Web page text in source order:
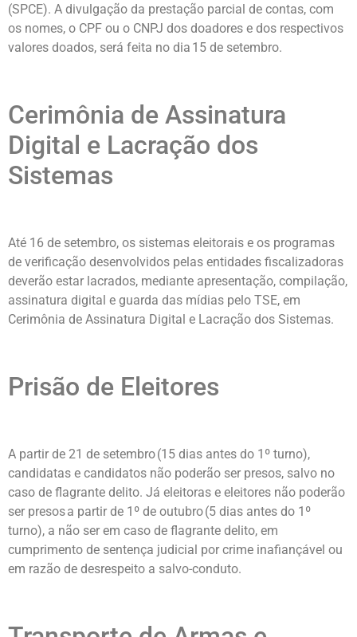
(SPCE). A divulgação da prestação parcial de contas, com
os nomes, o CPF ou o CNPJ dos doadores e dos respectivos
valores doados, será feita no dia 15 de setembro.
Cerimônia de Assinatura
Digital e Lacração dos
Sistemas
Até 16 de setembro, os sistemas eleitorais e os programas
de verificação desenvolvidos pelas entidades fiscalizadoras
deverão estar lacrados, mediante apresentação, compilação,
assinatura digital e guarda das mídias pelo TSE, em
Cerimônia de Assinatura Digital e Lacração dos Sistemas.
Prisão de Eleitores
A partir de 21 de setembro (15 dias antes do 1º turno),
candidatas e candidatos não poderão ser presos, salvo no
caso de flagrante delito. Já eleitoras e eleitores não poderão
ser presos a partir de 1º de outubro (5 dias antes do 1º
turno), a não ser em caso de flagrante delito, em
cumprimento de sentença judicial por crime inafiançável ou
em razão de desrespeito a salvo-conduto.